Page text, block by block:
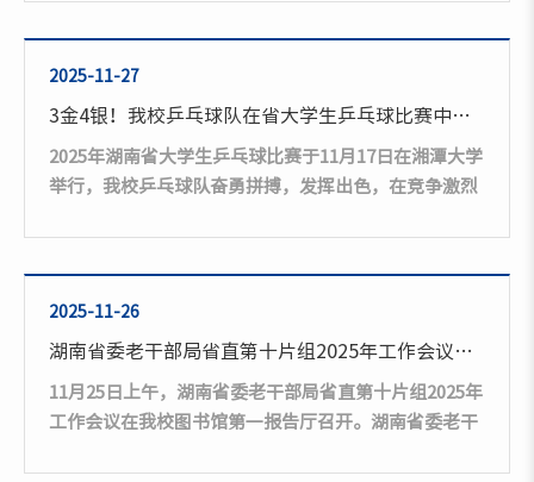
首次落户中国县级城市，本次比赛吸引了来自全球20个
国家和地区的200余名高水平选手同场竞技。外国语学
老师担任领队，严格选拔20名优秀学生，组建起一支专
业语言服务团队。团队根据组委会需求，...
2025-11-27
3金4银！我校乒乓球队在省大学生乒乓球比赛中斩获佳绩
2025年湖南省大学生乒乓球比赛于11月17日在湘潭大学
举行，我校乒乓球队奋勇拼搏，发挥出色，在竞争激烈
省60多所高校600余名运动员参与角逐。面对强劲对
手，我校乒乓球队队员们在赛场上沉着冷静，奋勇拼
项目的激烈角逐中，我校两队女双组合在赛场上默契配
合，战术执行坚决，一路过关斩将，...
2025-11-26
湖南省委老干部局省直第十片组2025年工作会议在我校召开
11月25日上午，湖南省委老干部局省直第十片组2025年
工作会议在我校图书馆第一报告厅召开。湖南省委老干